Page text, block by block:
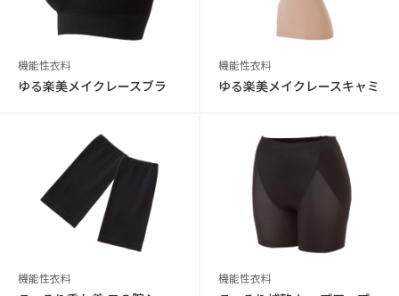
機能性衣料
ゆる楽美メイクレースブラ
機能性衣料
ゆる楽美メイクレースキャミ
機能性衣料 機能性衣料